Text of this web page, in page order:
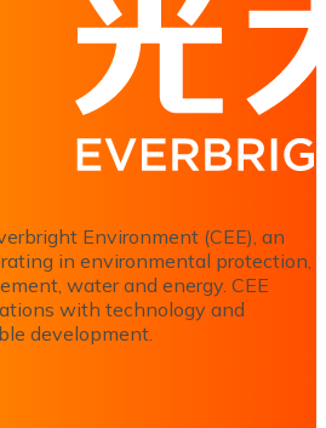
Environment (CEE), an
in environmental protection,
water and energy. CEE
with technology and
development.